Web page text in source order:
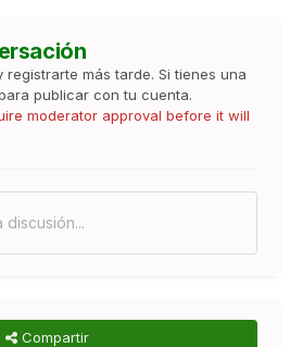
más tarde. Si tienes una
publicar con tu cuenta.
moderator approval before it will
discusión...
Compartir